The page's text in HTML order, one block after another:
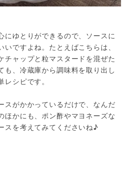
にゆとりができるので、ソースに
ですよね。たとえばこちらは、
チャップと粒マスタードを混ぜた
も、冷蔵庫から調味料を取り出し
シピです。
スがかかっているだけで、なんだ
ほかにも、ポン酢やマヨネーズな
スを考えてみてくださいね♪